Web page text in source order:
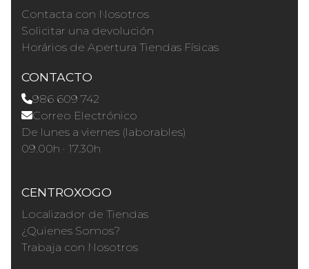
Contacta con Nosotros
Solicitar una devolución
Horários de Apertura Tiendas Físicas
CONTACTO
986 609 742
Correo Electrónico
De lunes a viernes (laborables)
09.00h · 17.30h
CENTROXOGO
Localizador de Tiendas
¿Quienes Somos?
Trabaja con Nosotros